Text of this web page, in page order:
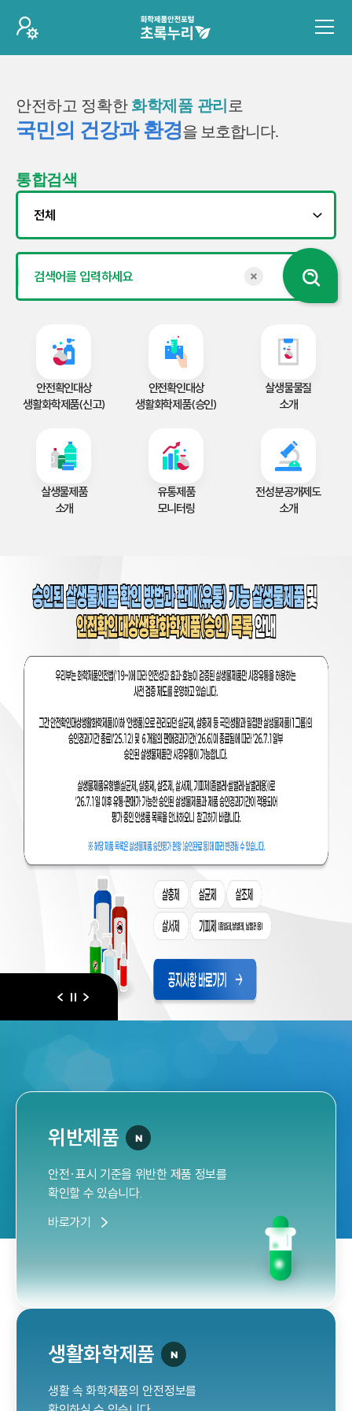
안전하고 정확한 화학제품 관리 로
국민의 건강과 환경을 보호합니다.
통합검색
검색키워드 초기화
검색
안전확인대상
생활화학제품(신고)
안전확인대상
생활화학제품(승인)
살생물물질
소개
살생물제품
소개
유통제품
모니터링
전성분공개제도
소개
이전일시정지
다음
위반제품
안전·표시 기준을 위반한 제품 정보를
확인할 수 있습니다.
바로가기
생활화학제품
생활 속 화학제품의 안전정보를